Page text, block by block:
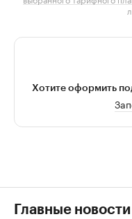
Хотите оформить
Главные новости